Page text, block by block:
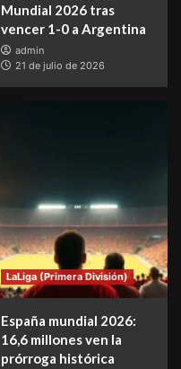
Mundial 2026 tras
vencer 1-0 a Argentina
admin
21 de julio de 2026
LaLiga (Primera División)
España mundial 2026:
16,6 millones ven la
prórroga histórica